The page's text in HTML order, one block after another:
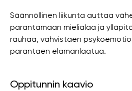
Säännöllinen liikunta auttaa
parantamaan mielialaa ja
rauhaa, vahvistaen
parantaen elämänlaatua.
Oppitunnin kaavio